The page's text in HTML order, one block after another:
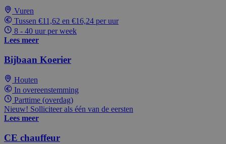
Vuren
Tussen €11,62 en €16,24 per uur
8 - 40 uur per week
Lees meer
Bijbaan Koerier
Houten
In overeenstemming
Parttime (overdag)
Nieuw! Solliciteer als één van de eersten
Lees meer
CE chauffeur